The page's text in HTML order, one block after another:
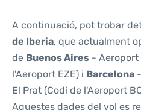
A continuació, pot trobar
de Iberia, que actualment
de Buenos Aires - Aeroport
l'Aeroport EZE) i Barcelona
El Prat (Codi de l'Aeroport
Aquestes dades del vol es